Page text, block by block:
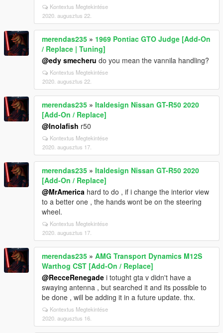
Kontextus Megtekintése
2020. augusztus 22.
merendas235 » 1969 Pontiac GTO Judge [Add-On
/ Replace | Tuning]
@edy smecheru do you mean the vannila handling?
Kontextus Megtekintése
2020. augusztus 22.
merendas235 » Italdesign Nissan GT-R50 2020
[Add-On / Replace]
@Inolafish r50
Kontextus Megtekintése
2020. augusztus 17.
merendas235 » Italdesign Nissan GT-R50 2020
[Add-On / Replace]
@MrAmerica hard to do , if i change the interior view
to a better one , the hands wont be on the steering
wheel.
Kontextus Megtekintése
2020. augusztus 17.
merendas235 » AMG Transport Dynamics M12S
Warthog CST [Add-On / Replace]
@RecceRenegade i totught gta v didn't have a
swaying antenna , but searched it and its possible to
be done , will be adding it in a future update. thx.
Kontextus Megtekintése
2020. augusztus 16.